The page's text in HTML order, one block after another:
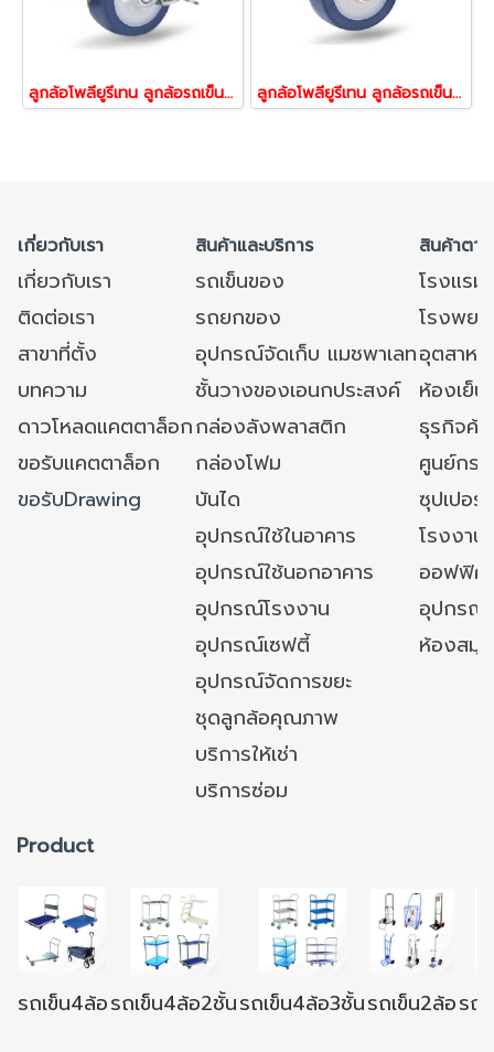
ลูกล้อโพลียูรีเทน ลูกล้อรถเข็น ล้อไม่ทำพื้นเป็นรอย รับน้้าหนัก30-60กกแป้นเบรก รุ่น Compact ยี่ห้อ PAREO 31883,31890,31906 ลูกล้อโพลียูรีเทน ลูกล้อรถเข็น ล้อไม่ทำพื้นเป็นรอย รับน้้าหนัก30-60กก.สกรูหมุน รุ่น Compact ยี่ห้อ PAREO 31913,31920,31937
เกี่ยวกับเรา สินค้าและบริการ สินค้าตา
เกี่ยวกับเรา รถเข็นของ
โรงแร
ติดต่อเรา
รถยกของ
โรงพย
สาขาที่ตั้ง
อุปกรณ์จัดเก็บ แมชพาเลทอุตสาหก
บทความ
ชั้นวางของเอนกประสงค์
ห้องเย็
ดาวโหลดแคตตาล็อกกล่องลังพลาสติก
ธุรกิจค้
ขอรับแคตตาล็อก
กล่องโฟม
ศูนย์กร
ขอรับDrawing
บันได
ซุปเปอ
อุปกรณ์ใช้ในอาคาร
โรงงา
อุปกรณ์ใช้นอกอาคาร
ออฟฟิศ/
อุปกรณ์โรงงาน
อุปกรณ์
อุปกรณ์เซฟตี้
ห้องสมุ
อุปกรณ์จัดการขยะ
ชุดลูกล้อคุณภาพ
บริการให้เช่า
บริการซ่อม
Product
รถเข็น4ล้อรถเข็น4ล้อ2ชั้นรถเข็น4ล้อ3ชั้นรถเข็น2ล้อรถ